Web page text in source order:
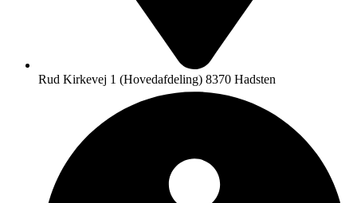
Rud Kirkevej 1 (Hovedafdeling) 8370 Hadsten